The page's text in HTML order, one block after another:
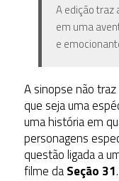
A edição traz
em uma
e
A sinopse não
que seja uma
uma história em
personagens
questão ligada a
filme daSeção 31.